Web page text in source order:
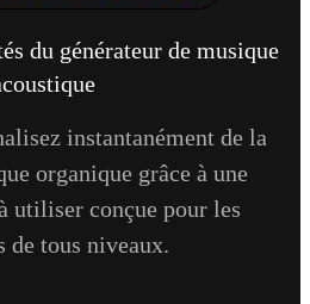
du générateur de musique
instantanément de la
organique grâce à une
utiliser conçue pour les
de tous niveaux.